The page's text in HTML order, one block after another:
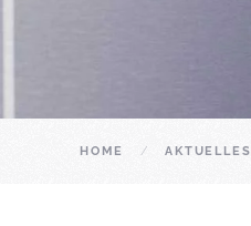
HOME AKTUELLES